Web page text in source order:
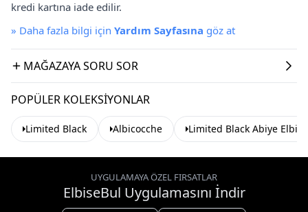
kredi kartına iade edilir.
» Daha fazla bilgi için Yardım Sayfasına göz at
MAĞAZAYA SORU SOR
POPÜLER KOLEKSIYONLAR
Limited Black Albicocche Limited Black Abiye Elbise
UYGULAMAYA ÖZEL FIRSATLAR
ElbiseBul Uygulamasını İndir